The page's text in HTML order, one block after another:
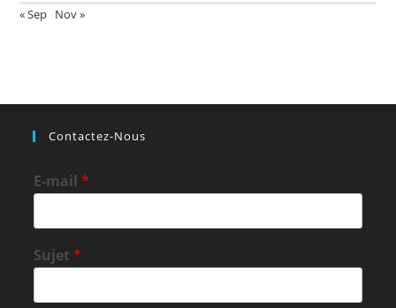
« Sep Nov »
Contactez-Nous
E-mail*
Sujet*